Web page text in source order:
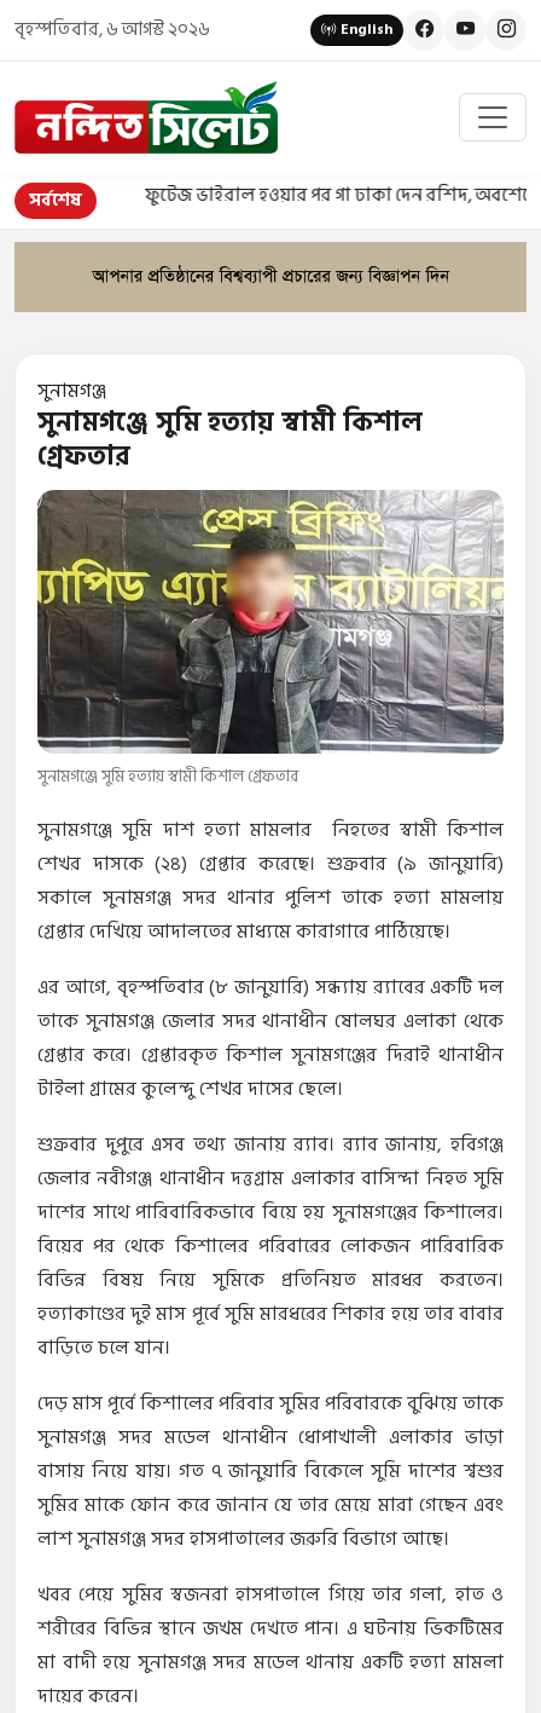
বৃহস্পতিবার, ৬ আগস্ট ২০২৬ English
সর্বশেষ ফুটেজ ভাইরাল হওয়ার পর গা ঢাকা দেন রশিদ, অবশেষে
সুনামগঞ্জ
সুনামগঞ্জে সুমি হত্যায় স্বামী কিশাল
গ্রেফতার
সুনামগঞ্জে সুমি হত্যায় স্বামী কিশাল গ্রেফতার
সুনামগঞ্জে সুমি দাশ হত্যা মামলার নিহতের স্বামী কিশাল
শেখর দাসকে (২৪) গ্রেপ্তার করেছে। শুক্রবার (৯ জানুয়ারি)
সকালে সুনামগঞ্জ সদর থানার পুলিশ তাকে হত্যা মামলায়
গ্রেপ্তার দেখিয়ে আদালতের মাধ্যমে কারাগারে পাঠিয়েছে।
এর আগে, বৃহস্পতিবার (৮ জানুয়ারি) সন্ধ্যায় র‌্যাবের একটি দল
তাকে সুনামগঞ্জ জেলার সদর থানাধীন ষোলঘর এলাকা থেকে
গ্রেপ্তার করে। গ্রেপ্তারকৃত কিশাল সুনামগঞ্জের দিরাই থানাধীন
টাইলা গ্রামের কুলেন্দু শেখর দাসের ছেলে।
শুক্রবার দুপুরে এসব তথ্য জানায় র‌্যাব। র‌্যাব জানায়, হবিগঞ্জ
জেলার নবীগঞ্জ থানাধীন দত্তগ্রাম এলাকার বাসিন্দা নিহত সুমি
দাশের সাথে পারিবারিকভাবে বিয়ে হয় সুনামগঞ্জের কিশালের।
বিয়ের পর থেকে কিশালের পরিবারের লোকজন পারিবারিক
বিভিন্ন বিষয় নিয়ে সুমিকে প্রতিনিয়ত মারধর করতেন।
হত্যাকাণ্ডের দুই মাস পূর্বে সুমি মারধরের শিকার হয়ে তার বাবার
বাড়িতে চলে যান।
দেড় মাস পূর্বে কিশালের পরিবার সুমির পরিবারকে বুঝিয়ে তাকে
সুনামগঞ্জ সদর মডেল থানাধীন ধোপাখালী এলাকার ভাড়া
বাসায় নিয়ে যায়। গত ৭ জানুয়ারি বিকেলে সুমি দাশের শ্বশুর
সুমির মাকে ফোন করে জানান যে তার মেয়ে মারা গেছেন এবং
লাশ সুনামগঞ্জ সদর হাসপাতালের জরুরি বিভাগে আছে।
খবর পেয়ে সুমির স্বজনরা হাসপাতালে গিয়ে তার গলা, হাত ও
শরীরের বিভিন্ন স্থানে জখম দেখতে পান। এ ঘটনায় ভিকটিমের
মা বাদী হয়ে সুনামগঞ্জ সদর মডেল থানায় একটি হত্যা মামলা
দায়ের করেন।